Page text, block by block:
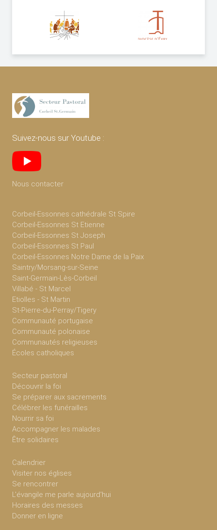
Suivez-nous sur Youtube :
Nous contacter
Corbeil-Essonnes cathédrale St Spire
Corbeil-Essonnes St Etienne
Corbeil-Essonnes St Joseph
Corbeil-Essonnes St Paul
Corbeil-Essonnes Notre Dame de la Paix
Saintry/Morsang-sur-Seine
Saint-Germain-Lès-Corbeil
Villabé - St Marcel
Etiolles - St Martin
St-Pierre-du-Perray/Tigery
Communauté portugaise
Communauté polonaise
Communautés religieuses
Écoles catholiques
Secteur pastoral
Découvrir la foi
Se préparer aux sacrements
Célébrer les funérailles
Nourrir sa foi
Accompagner les malades
Être solidaires
Calendrier
Visiter nos églises
Se rencontrer
L'évangile me parle aujourd'hui
Horaires des messes
Donner en ligne